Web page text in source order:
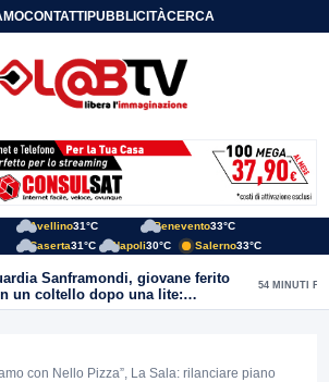
CONTATTIPUBBLICITÀCERCA
Avellino31°C Benevento33°C
Caserta31°C Napoli30°C Salerno33°C
Sanframondi, giovane ferito
un coltello dopo una lite:
il presunto autore
54 MINUTI FA
con Nello Pizza”, La Sala: rilanciare piano